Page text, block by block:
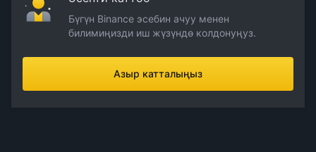
Бүгүн Binance эсебин ачуу менен
билимиңизди иш жүзүндө колдонуңуз.
Азыр катталыңыз